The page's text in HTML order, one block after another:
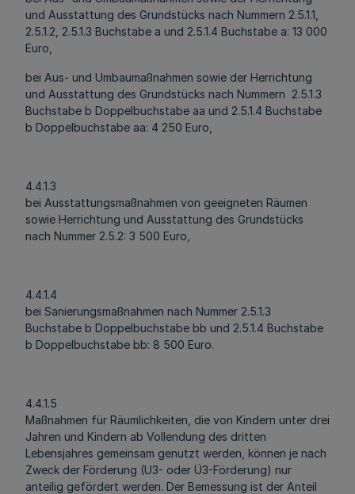
und Ausstattung des Grundstücks nach Nummern 2.5.1.1,
2.5.1.2, 2.5.1.3 Buchstabe a und 2.5.1.4 Buchstabe a: 13 000
Euro,
bei Aus- und Umbaumaßnahmen sowie der Herrichtung
und Ausstattung des Grundstücks nach Nummern 2.5.1.3
Buchstabe b Doppelbuchstabe aa und 2.5.1.4 Buchstabe
b Doppelbuchstabe aa: 4 250 Euro,
4.4.1.3
bei Ausstattungsmaßnahmen von geeigneten Räumen
sowie Herrichtung und Ausstattung des Grundstücks
nach Nummer 2.5.2: 3 500 Euro,
4.4.1.4
bei Sanierungsmaßnahmen nach Nummer 2.5.1.3
Buchstabe b Doppelbuchstabe bb und 2.5.1.4 Buchstabe
b Doppelbuchstabe bb: 8 500 Euro.
4.4.1.5
Maßnahmen für Räumlichkeiten, die von Kindern unter drei
Jahren und Kindern ab Vollendung des dritten
Lebensjahres gemeinsam genutzt werden, können je nach
Zweck der Förderung (U3- oder Ü3-Förderung) nur
anteilig gefördert werden. Der Bemessung ist der Anteil